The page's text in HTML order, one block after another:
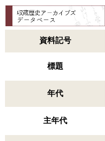
資料記号
標題
年代
主年代